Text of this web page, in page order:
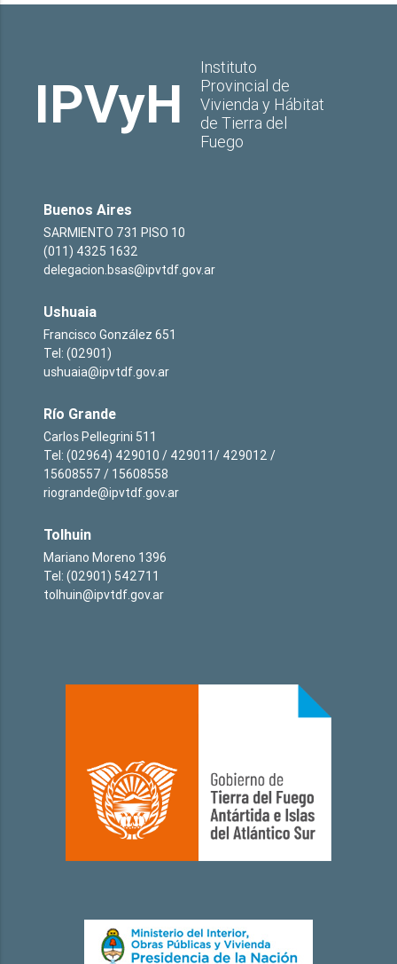
IPVyH
Instituto
Provincial de
Vivienda y Hábitat
de Tierra del
Fuego
Buenos Aires
SARMIENTO 731 PISO 10
(011) 4325 1632
delegacion.bsas@ipvtdf.gov.ar
Ushuaia
Francisco González 651
Tel: (02901)
ushuaia@ipvtdf.gov.ar
Río Grande
Carlos Pellegrini 511
Tel: (02964) 429010 / 429011/ 429012 /
15608557 / 15608558
riogrande@ipvtdf.gov.ar
Tolhuin
Mariano Moreno 1396
Tel: (02901) 542711
tolhuin@ipvtdf.gov.ar